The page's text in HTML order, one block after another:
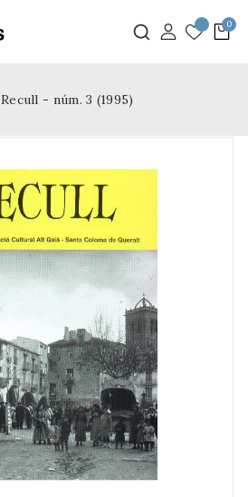
Recull - núm. 3 (1995)